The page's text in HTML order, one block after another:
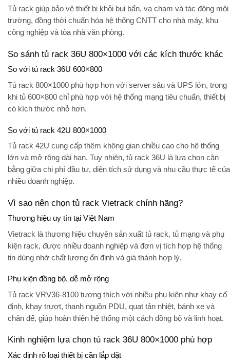
Tủ rack giúp bảo vệ thiết bị khỏi bụi bẩn, va chạm và tác động môi
trường, đồng thời chuẩn hóa hệ thống CNTT cho nhà máy, khu
công nghiệp và tòa nhà văn phòng.
So sánh tủ rack 36U 800×1000 với các kích thước khác
So với tủ rack 36U 600×800
Tủ rack 800×1000 phù hợp hơn với server sâu và UPS lớn, trong
khi tủ 600×800 chỉ phù hợp với hệ thống mạng tiêu chuẩn, thiết bị
có kích thước nhỏ hơn.
So với tủ rack 42U 800×1000
Tủ rack 42U cung cấp thêm không gian chiều cao cho hệ thống
lớn và mở rộng dài hạn. Tuy nhiên, tủ rack 36U là lựa chọn cân
bằng giữa chi phí đầu tư, diện tích sử dụng và nhu cầu thực tế của
nhiều doanh nghiệp.
Vì sao nên chọn tủ rack Vietrack chính hãng?
Thương hiệu uy tín tại Việt Nam
Vietrack là thương hiệu chuyên sản xuất tủ rack, tủ mạng và phụ
kiện rack, được nhiều doanh nghiệp và đơn vị tích hợp hệ thống
tin dùng nhờ chất lượng ổn định và giá thành hợp lý.
Phụ kiện đồng bộ, dễ mở rộng
Tủ rack VRV36-8100 tương thích với nhiều phụ kiện như khay cố
định, khay trượt, thanh nguồn PDU, quạt tản nhiệt, bánh xe và
chân đế, giúp hoàn thiện hệ thống một cách đồng bộ và linh hoạt.
Kinh nghiệm lựa chọn tủ rack 36U 800×1000 phù hợp
Xác định rõ loại thiết bị cần lắp đặt